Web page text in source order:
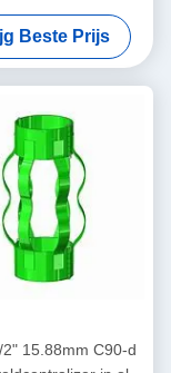
voor het
van de behuizing
verplaatsing in
gas operaties
Beste Prijs
2" 15.88mm C90-d